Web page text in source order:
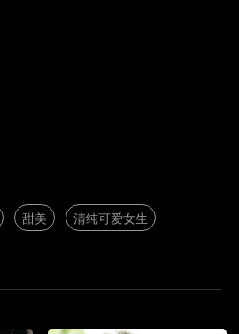
甜美 清纯可爱女生